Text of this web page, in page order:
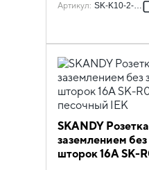
Артикул: SK-K10-2-K98
SKANDY
заземлением
шторок 16А SK-